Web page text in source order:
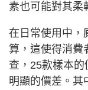
素也可能對其柔
在日常使用中，
算，這使得消費
查，25款樣本
明顯的價差。其